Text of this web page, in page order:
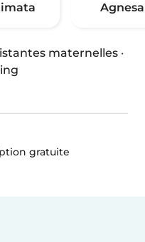
Agnesa
maternelles ·
gratuite